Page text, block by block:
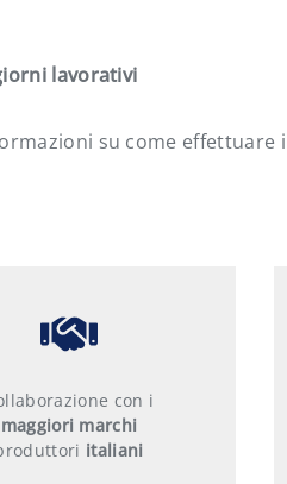
lavorativi
su come effettuare i
con i
maggiori marchi
italiani